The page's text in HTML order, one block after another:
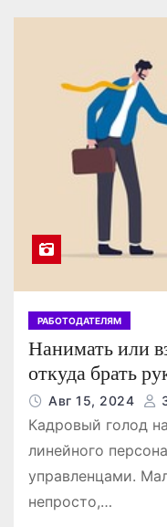
РАБОТОДАТЕЛЯМ
Нанимать или
откуда брать
Авг 15, 2024
Кадровый голод
линейного
управленцами.
непросто,…